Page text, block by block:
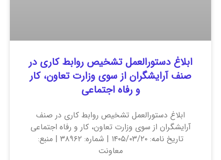
ابلاغ دستورالعمل تشخیص روابط کاری در
صنف آرایشگران از سوی وزارت تعاون، کار
و رفاه اجتماعی
ابلاغ دستورالعمل تشخیص روابط کاری در صنف
آرایشگران از سوی وزارت تعاون، کار و رفاه اجتماعی
تاریخ نامه: ۱۴۰۵/۰۳/۲۰ | شماره: ۳۸۹۶۲ | منبع:
معاونت